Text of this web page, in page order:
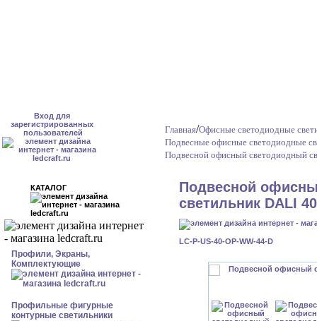
Вход для
зарегистрированных
пользователей
КАТАЛОГ
Профили, Экраны,
Комплектующие
Профильные фигурные
контурные светильники
Главная/Офисные светодиодные
Подвесные офисные светодиодные
Подвесной офисный светодиодный
Подвесной
светильник DALI
LC-P-US-40-OP-WW-44-D